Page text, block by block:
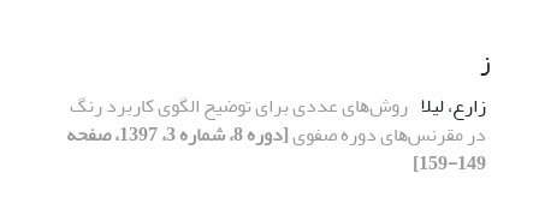
ز
زارع، لیلا روشﻫﺎی ﻋﺪدی ﺑﺮای ﺗﻮﺿﯿﺢ اﻟﮕﻮی ﮐﺎرﺑﺮد رﻧﮓ
در ﻣﻘﺮﻧﺲﻫﺎی دوره ﺻﻔﻮی
[دوره 8، شماره 3، 1397، صفحه
149-159]